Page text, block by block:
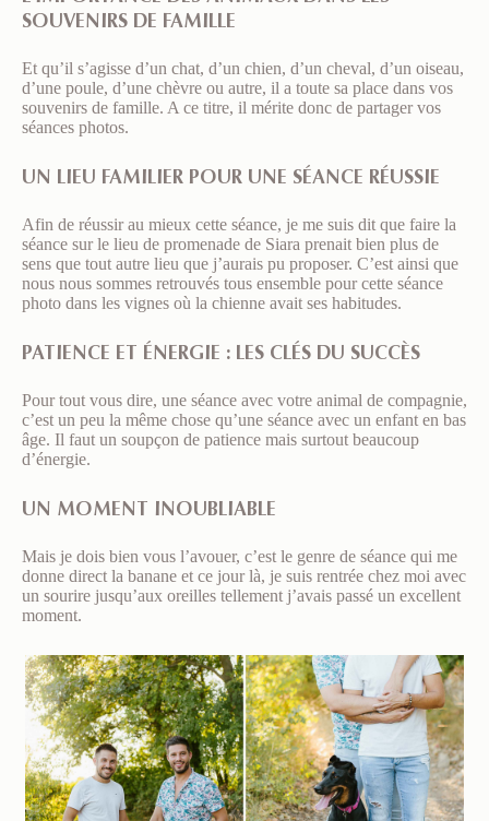
SOUVENIRS DE FAMILLE
Et qu’il s’agisse d’un chat, d’un chien, d’un cheval, d’un oiseau,
d’une poule, d’une chèvre ou autre, il a toute sa place dans vos
souvenirs de famille. A ce titre, il mérite donc de partager vos
séances photos.
UN LIEU FAMILIER POUR UNE SÉANCE RÉUSSIE
Afin de réussir au mieux cette séance, je me suis dit que faire la
séance sur le lieu de promenade de Siara prenait bien plus de
sens que tout autre lieu que j’aurais pu proposer. C’est ainsi que
nous nous sommes retrouvés tous ensemble pour cette séance
photo dans les vignes où la chienne avait ses habitudes.
PATIENCE ET ÉNERGIE : LES CLÉS DU SUCCÈS
Pour tout vous dire, une séance avec votre animal de compagnie,
c’est un peu la même chose qu’une séance avec un enfant en bas
âge. Il faut un soupçon de patience mais surtout beaucoup
d’énergie.
UN MOMENT INOUBLIABLE
Mais je dois bien vous l’avouer, c’est le genre de séance qui me
donne direct la banane et ce jour là, je suis rentrée chez moi avec
un sourire jusqu’aux oreilles tellement j’avais passé un excellent
moment.